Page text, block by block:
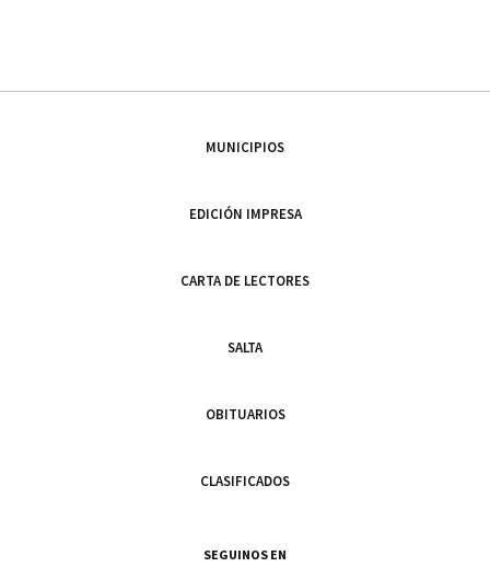
MUNICIPIOS
EDICIÓN IMPRESA
CARTA DE LECTORES
SALTA
OBITUARIOS
CLASIFICADOS
SEGUINOS EN